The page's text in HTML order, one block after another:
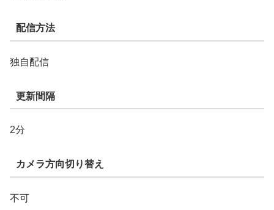
配信方法
独自配信
更新間隔
2分
カメラ方向切り替え
不可